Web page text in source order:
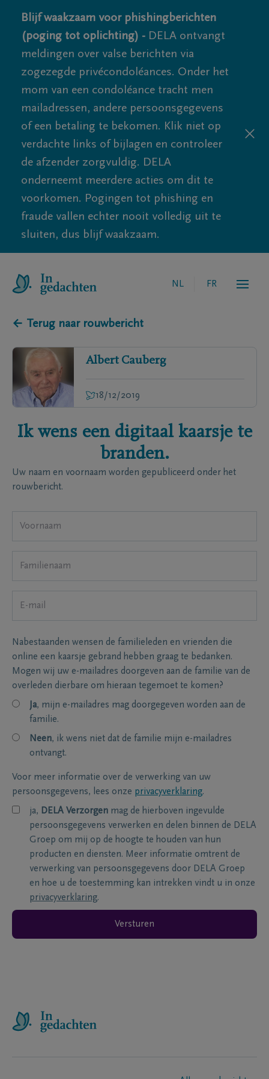
Blijf waakzaam voor phishingberichten
(poging tot oplichting) - DELA ontvangt
meldingen over valse berichten via
zogezegde privécondoléances. Onder het
mom van een condoléance tracht men
mailadressen, andere persoonsgegevens
of een betaling te bekomen. Klik niet op
verdachte links of bijlagen en controleer
de afzender zorgvuldig. DELA
onderneemt meerdere acties om dit te
voorkomen. Pogingen tot phishing en
fraude vallen echter nooit volledig uit te
sluiten, dus blijf waakzaam.
NL FR
← Terug naar rouwbericht
Albert Cauberg
18/12/2019
Ik wens een digitaal kaarsje te
branden.
Uw naam en voornaam worden gepubliceerd onder het
rouwbericht.
Nabestaanden wensen de familieleden en vrienden die
online een kaarsje gebrand hebben graag te bedanken.
Mogen wij uw e-mailadres doorgeven aan de familie van de
overleden dierbare om hieraan tegemoet te komen?
Ja, mijn e-mailadres mag doorgegeven worden aan de
familie.
Neen, ik wens niet dat de familie mijn e-mailadres
ontvangt.
Voor meer informatie over de verwerking van uw
persoonsgegevens, lees onze privacyverklaring.
ja, DELA Verzorgen mag de hierboven ingevulde
persoonsgegevens verwerken en delen binnen de DELA
Groep om mij op de hoogte te houden van hun
producten en diensten. Meer informatie omtrent de
verwerking van persoonsgegevens door DELA Groep
en hoe u de toestemming kan intrekken vindt u in onze
privacyverklaring.
Versturen